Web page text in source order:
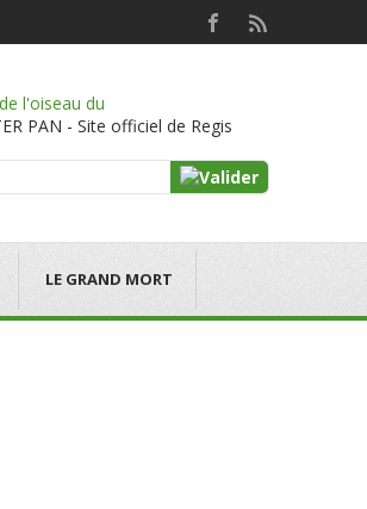
l'oiseau du
PAN - Site officiel de Regis
LE GRAND MORT